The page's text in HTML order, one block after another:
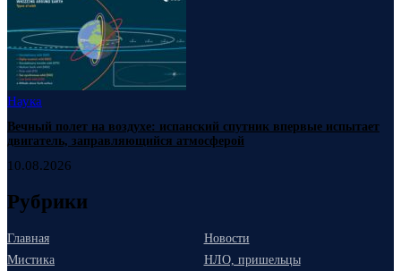
Наука
Вечный полет на воздухе: испанский спутник впервые испытает
двигатель, заправляющийся атмосферой
10.08.2026
Рубрики
Главная
Новости
Мистика
НЛО, пришельцы